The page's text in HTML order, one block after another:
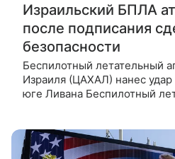
Израильский БПЛА
после подписания
безопасности
Беспилотный летательный
Израиля (ЦАХАЛ) нанес
юге Ливана Беспилотный